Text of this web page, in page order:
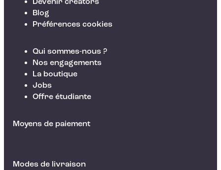
Devenir creators
Blog
Préférences cookies
Qui sommes-nous ?
Nos engagements
La boutique
Jobs
Offre étudiante
Moyens de paiement
Modes de livraison